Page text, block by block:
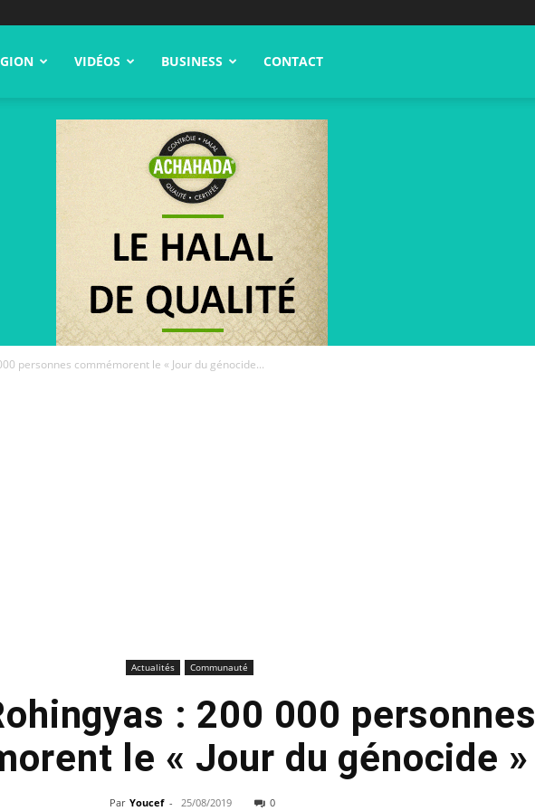
VIDÉOS BUSINESS CONTACT
personnes commémorent le « Jour du génocide...
Actualités Communauté
: 200 000 personnes
le « Jour du génocide »
Par Youcef - 25/08/2019 0